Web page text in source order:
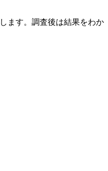
ます。調査後は結果をわか